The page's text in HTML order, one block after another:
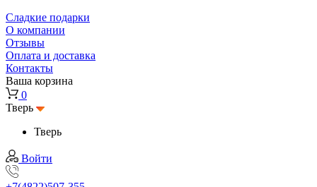
Сладкие подарки
О компании
Отзывы
Оплата и доставка
Контакты
Ваша корзина
0
Тверь
Тверь
Войти